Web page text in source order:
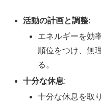
活動の計画と調整:
エネルギーを効
順位をつけ、無
る。
十分な休息:
十分な休息を取